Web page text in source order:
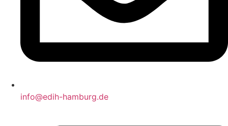
info@edih-hamburg.de